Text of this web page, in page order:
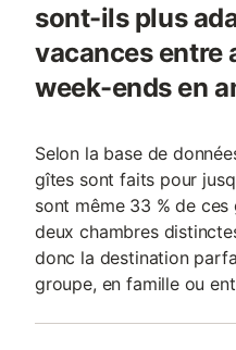
sont-ils plus
vacances entre
week-ends en
Selon la base de
gîtes sont faits pour
sont même 33 % de
deux chambres
donc la destination
groupe, en famille ou